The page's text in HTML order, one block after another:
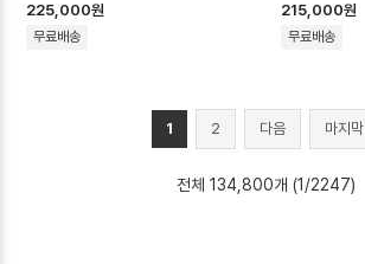
225,000원
무료배송
215,000원
무료배송
1 2 다음 마지막
전체 134,800개 (1/2247)